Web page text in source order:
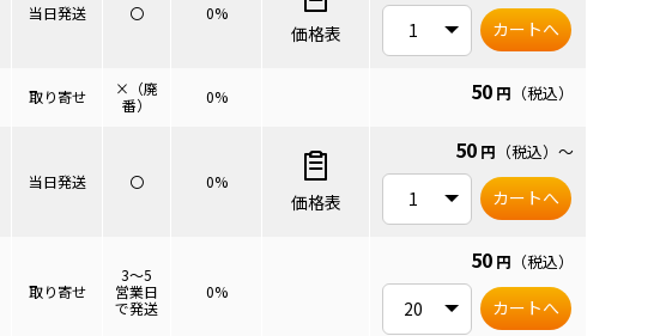
当日発送 〇 0%
価格表 カートへ
取り寄せ
×（廃
番）
0% 50 円 （税込）
当日発送 〇 0%
価格表
50 円 （税込） ～
カートへ
取り寄せ
3～5
営業日
で発送
0%
50 円 （税込）
カートへ